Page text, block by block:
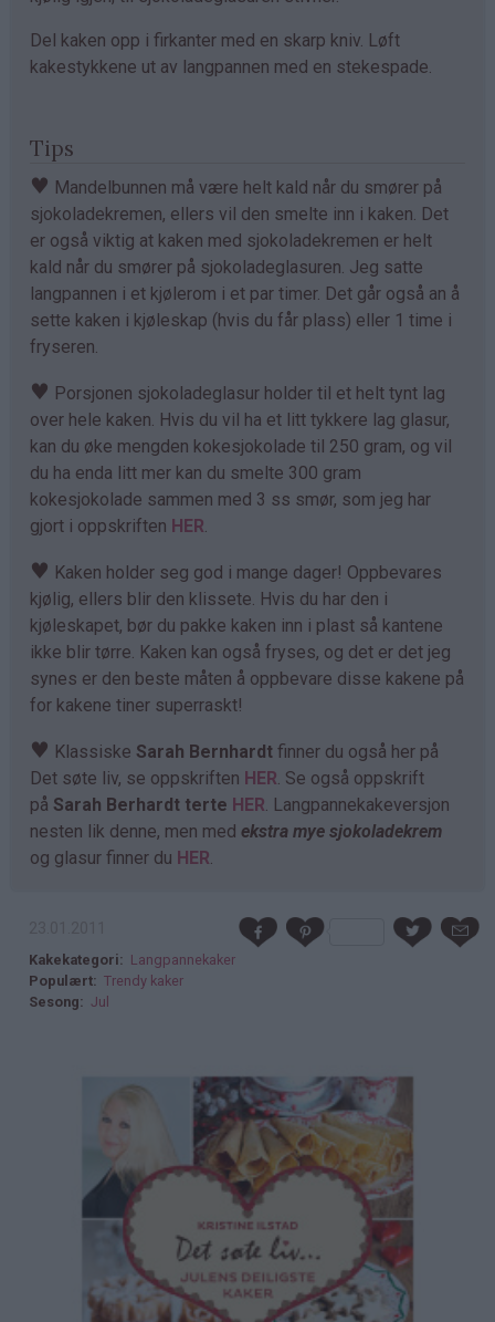
Del kaken opp i firkanter med en skarp kniv. Løft
kakestykkene ut av langpannen med en stekespade.
Tips
♥ Mandelbunnen må være helt kald når du smører på
sjokoladekremen, ellers vil den smelte inn i kaken. Det
er også viktig at kaken med sjokoladekremen er helt
kald når du smører på sjokoladeglasuren. Jeg satte
langpannen i et kjølerom i et par timer. Det går også an å
sette kaken i kjøleskap (hvis du får plass) eller 1 time i
fryseren.
♥ Porsjonen sjokoladeglasur holder til et helt tynt lag
over hele kaken. Hvis du vil ha et litt tykkere lag glasur,
kan du øke mengden kokesjokolade til 250 gram, og vil
du ha enda litt mer kan du smelte 300 gram
kokesjokolade sammen med 3 ss smør, som jeg har
gjort i oppskriften HER
♥ Kaken holder seg god i mange dager! Oppbevares
kjølig, ellers blir den klissete. Hvis du har den i
kjøleskapet, bør du pakke kaken inn i plast så kantene
ikke blir tørre. Kaken kan også fryses, og det er det jeg
synes er den beste måten å oppbevare disse kakene på
for kakene tiner superraskt!
♥ Klassiske Sarah Bernhardt finner du også her på
Det søte liv, se oppskriften HER . Se også oppskrift
på Sarah Berhardt terte HER . Langpannekakeversjon
nesten lik denne, men med ekstra mye sjokoladekrem
og glasur finner du HER
Kakekategori
Langpannekaker
Populært
Trendy kaker
Sesong
Jul